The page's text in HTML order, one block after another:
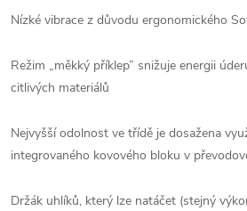
Nízké vibrace z důvodu ergonomického
Režim „měkký příklep” snižuje energii
citlivých materiálů
Nejvyšší odolnost ve třídě je dosažena
integrovaného kovového bloku v
Držák uhlíků, který lze natáčet (stejný